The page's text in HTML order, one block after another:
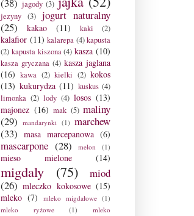
jagody (3)
jezyny (3) jogurt naturalny
(25)
kakao (11) kaki (2)
kalafior (11) kalarepa (4) kapusta
(2) kapusta kiszona (4) kasza (10)
kasza gryczana (4) kasza jaglana
(16) kawa (2) kielki (2) kokos
(13) kukurydza (11) kuskus (4)
limonka (2) lody (4) losos (13)
majonez (16) mak (5) maliny
(29)
mandarynki (1) marchew
(33) masa marcepanowa (6)
mascarpone (28) melon (1)
mieso mielone (14)
migdaly (75)
miod
(26) mleczko kokosowe (15)
mleko (7) mleko migdałowe (1)
mleko ryżowe
(1)
mleko